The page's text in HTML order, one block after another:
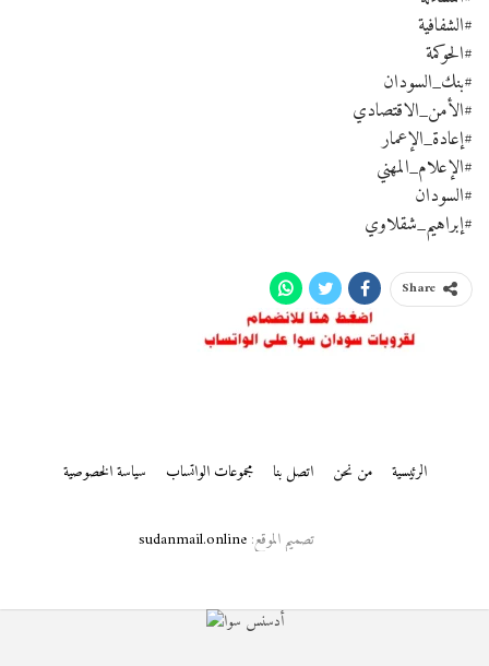
#الشفافية
#الحوكمة
#بنك_السودان
#الأمن_الاقتصادي
#إعادة_الإعمار
#الإعلام_المهني
#السودان
#إبراهيم_شقلاوي
Share
الرئيسية من نحن اتصل بنا مجموعات الواتساب سياسة الخصوصية
تصميم الموقع:sudanmail.online